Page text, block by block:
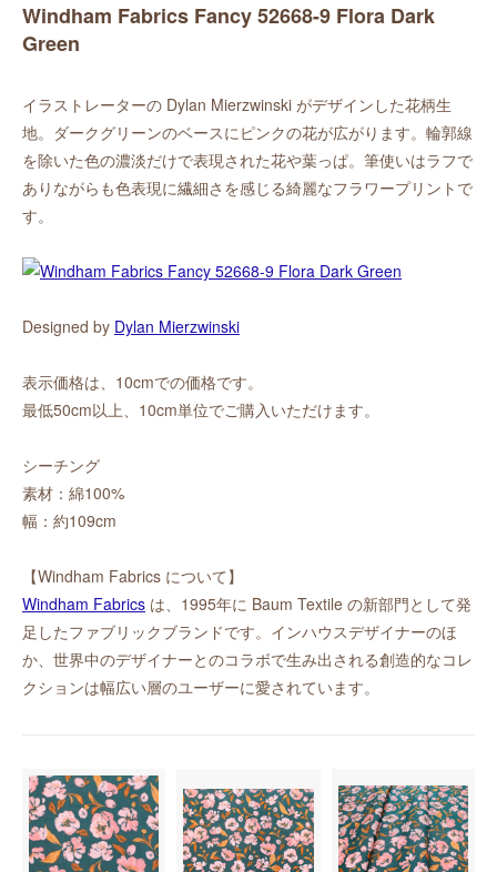
Windham Fabrics Fancy 52668-9 Flora Dark
Green
イラストレーターの Dylan Mierzwinski がデザインした花柄生
地。ダークグリーンのベースにピンクの花が広がります。輪郭線
を除いた色の濃淡だけで表現された花や葉っぱ。筆使いはラフで
ありながらも色表現に繊細さを感じる綺麗なフラワープリントで
す。
Designed by Dylan Mierzwinski
表示価格は、10cmでの価格です。
最低50cm以上、10cm単位でご購入いただけます。
シーチング
素材：綿100%
幅：約109cm
【Windham Fabrics について】
Windham Fabrics は、1995年に Baum Textile の新部門として発
足したファブリックブランドです。インハウスデザイナーのほ
か、世界中のデザイナーとのコラボで生み出される創造的なコレ
クションは幅広い層のユーザーに愛されています。